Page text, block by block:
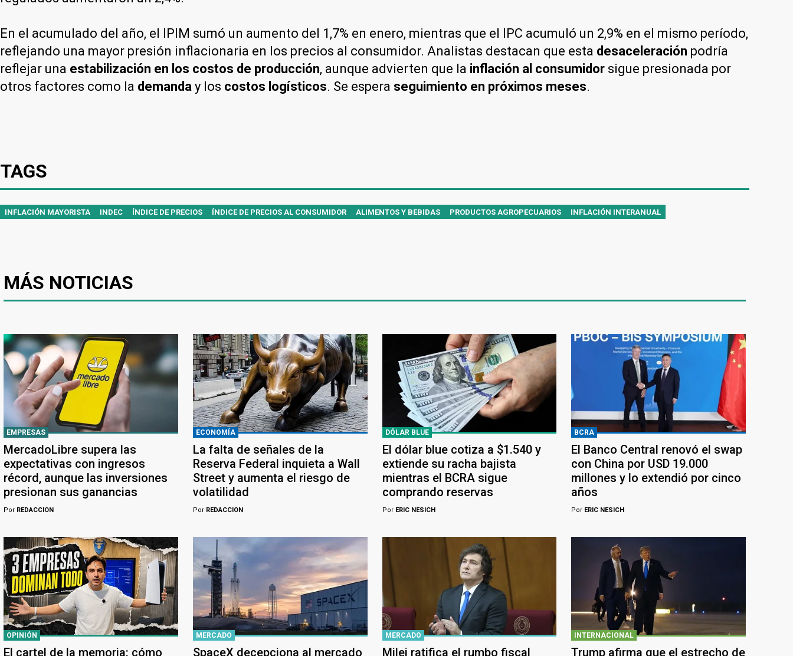
En el acumulado del año, el IPIM sumó un aumento del 1,7% en enero, mientras que el IPC acumuló un 2,9% en el mismo período,
reflejando una mayor presión inflacionaria en los precios al consumidor. Analistas destacan que esta desaceleración podría
reflejar una estabilización en los costos de producción, aunque advierten que la inflación al consumidor sigue presionada por
otros factores como la demanda y los costos logísticos. Se espera seguimiento en próximos meses.
TAGS
INFLACIÓN MAYORISTA INDEC ÍNDICE DE PRECIOS ÍNDICE DE PRECIOS AL CONSUMIDOR ALIMENTOS Y BEBIDAS PRODUCTOS AGROPECUARIOS INFLACIÓN INTERANUAL
MÁS NOTICIAS
EMPRESAS
MercadoLibre supera las
expectativas con ingresos
récord, aunque las inversiones
presionan sus ganancias
Por REDACCION
ECONOMÍA
La falta de señales de la
Reserva Federal inquieta a Wall
Street y aumenta el riesgo de
volatilidad
PorREDACCION
DÓLAR BLUE
El dólar blue cotiza a $1.540 y
extiende su racha bajista
mientras el BCRA sigue
comprando reservas
PorERIC NESICH
BCRA
El Banco Central renovó el swap
con China por USD 19.000
millones y lo extendió por cinco
años
Por ERIC NESICH
OPINIÓN
El cartel de la memoria: cómo
MERCADO
SpaceX decepciona al mercado
MERCADO
Milei ratifica el rumbo fiscal
INTERNACIONAL
Trump afirma que el estrecho de